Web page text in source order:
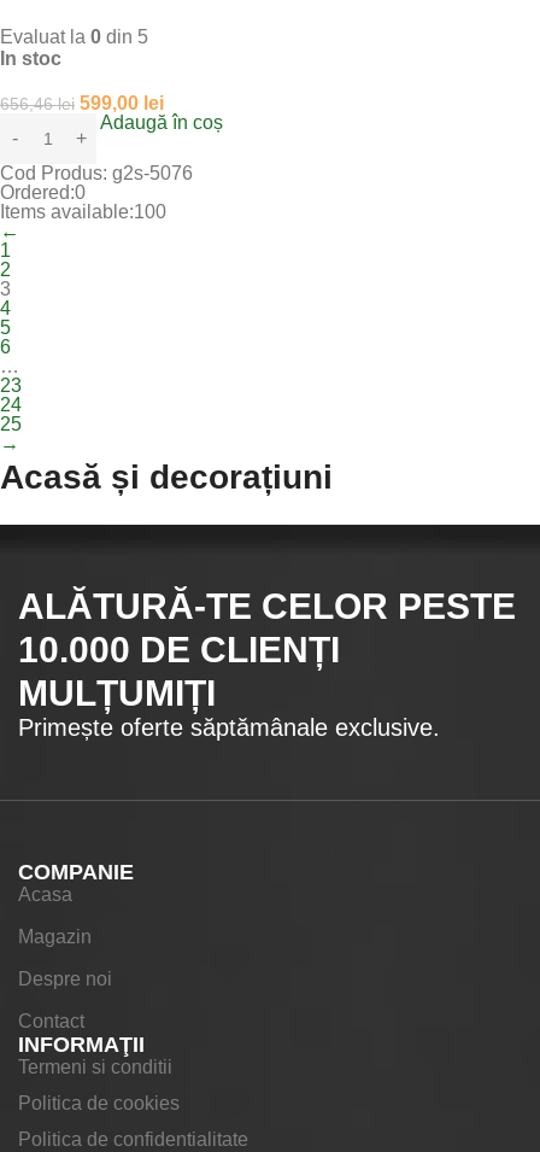
Evaluat la 0 din 5
In stoc
656,46lei 599,00 lei
Adaugă în coș
Cod Produs: g2s-5076
Ordered:0
Items available:100
←
1
2
3
4
5
6
…
23
24
25
→
Acasă și decorațiuni
ALĂTURĂ-TE CELOR PESTE
10.000 DE CLIENȚI
MULȚUMIȚI
Primește oferte săptămânale exclusive.
COMPANIE
Acasa
Magazin
Despre noi
Contact
INFORMAŢII
Termeni si conditii
Politica de cookies
Politica de confidentialitate